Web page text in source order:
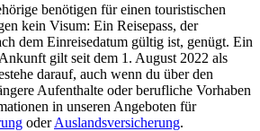
benötigen für einen touristischen
kein Visum: Ein Reisepass, der
dem Einreisedatum gültig ist, genügt. Ein
gilt seit dem 1. August 2022 als
darauf, auch wenn du über den
Aufenthalte oder berufliche Vorhaben
in unseren Angeboten für
oderAuslandsversicherung.